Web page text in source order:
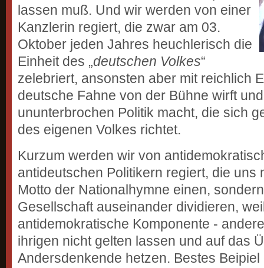
lassen muß. Und wir werden von einer
Kanzlerin regiert, die zwar am 03.
Oktober jeden Jahres heuchlerisch die
Einheit des „deutschen Volkes“
zelebriert, ansonsten aber mit reichlich
deutsche Fahne von der Bühne wirft
ununterbrochen Politik macht, die sich
des eigenen Volkes richtet.
Kurzum werden wir von
antideutschen Politikern regiert, die uns
Motto der Nationalhymne einen,
Gesellschaft auseinander dividieren,
antidemokratische Komponente -
ihrigen nicht gelten lassen und auf das
Andersdenkende hetzen. Bestes